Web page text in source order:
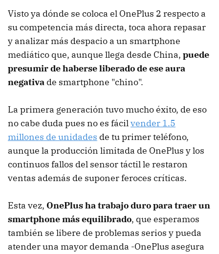
Visto ya dónde se coloca el OnePlus 2 respecto a
su competencia más directa, toca ahora repasar
y analizar más despacio a un smartphone
mediático que, aunque llega desde China, puede
presumir de haberse liberado de ese aura
negativa de smartphone "chino".
La primera generación tuvo mucho éxito, de eso
no cabe duda pues no es fácilvender 1.5
millones de unidades de tu primer teléfono,
aunque la producción limitada de OnePlus y los
continuos fallos del sensor táctil le restaron
ventas además de suponer feroces críticas.
Esta vez, OnePlus ha trabajo duro para traer un
smartphone más equilibrado, que esperamos
también se libere de problemas serios y pueda
atender una mayor demanda -OnePlus asegura